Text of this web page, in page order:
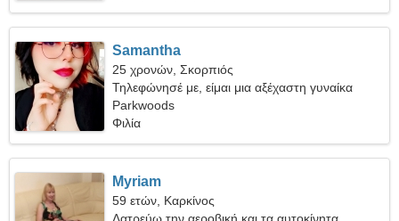
Samantha
25 χρονών, Σκορπιός
Τηλεφώνησέ με, είμαι μια αξέχαστη γυναίκα
Parkwoods
Φιλία
Myriam
59 ετών, Καρκίνος